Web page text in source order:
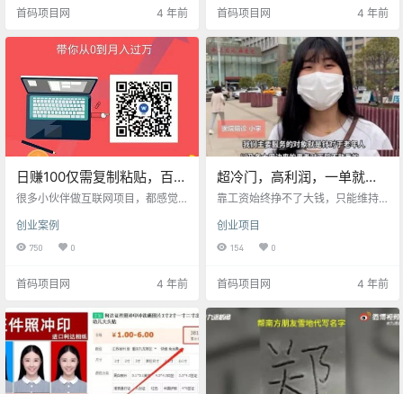
持，也可以让一部分人赚得盆满钵
个小项目，抖音文案馆，这是一个
超级简单且容易变现的抖音小项
目，具体如何操作？一起来看看
吧！抖音文案馆项目操作是比较简
单的，并没有什么技术含量，但贵
在坚持，这个项目有不少…
首码项目网 4 年前
息；复制：将底层逻辑为我所用；
模：抓住机会，无限放大。找到自
己最擅长的领域，然后研究你的同
行，同行就是最好的老师，找十个
对标账号，研究他们如何运营账
号，并且自己不断的尝试、摸索，
总结出自己的一套…
首码项目网 4 年前
日赚100仅需复制粘贴，百度
经验赚钱小项目
很多小伙伴做互联网项目，都感觉
些周期长，这些都不适合新手，刚
做几天不到收益就放弃了，对自信
目，别管收益高低，做一个成一
今天就给大家分享一个日赚百元的
小项目，发百度经验赚钱。 百度经
验是百度旗下的重要平台，我们可
以在上面分享知识与经验获得佣
金。 那么如何注册百度经验? 1.打开
百度…
创业案例
750 0
首码项目网 4 年前
超冷门，高利润，一单就挣
300元！
靠工资始终挣不了大钱，只能维持
道理。 对于普通人来说，工作要
做，副业也要抓。这样两条腿走
得自己没有擅长的技能，其实恰恰
能，每个人都有优秀的一面。 比如
你表达能力强，你可以试试声情并
茂地录下自己的声音，喜欢的听者
就会成为你的粉丝，给你带来收
入。 再比如你的学习能力强，那你
创业项目
154 0
首码项目网 4 年前